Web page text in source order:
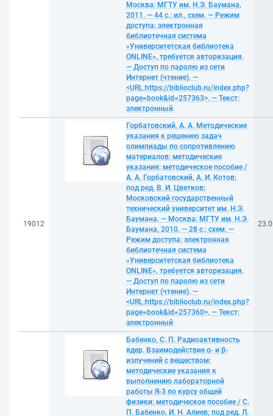
Москва: МГТУ им. Н.Э. Баумана,
2011. — 44 с.: ил., схем. — Режим
доступа: электронная
библиотечная система
«Университетская библиотека
ONLINE», требуется авторизация.
— Доступ по паролю из сети
Интернет (чтение). —
<URL:https://biblioclub.ru/index.php?
page=book&id=257363>. — Текст:
электронный
19012
Горбатовский, А. А. Методические
указания к решению задач
олимпиады по сопротивлению
материалов: методические
указания: методическое пособие /
А. А. Горбатовский, А. И. Котов;
под ред. В. И. Цветков;
Московский государственный
технический университет им. Н.Э.
Баумана. — Москва: МГТУ им. Н.Э.
Баумана, 2010. — 28 с.: схем. —
Режим доступа: электронная
библиотечная система
«Университетская библиотека
ONLINE», требуется авторизация.
— Доступ по паролю из сети
Интернет (чтение). —
<URL:https://biblioclub.ru/index.php?
page=book&id=257360>. — Текст:
электронный
Бабенко, С. П. Радиоактивность
ядер. Взаимодействие α- и β-
излучений с веществом:
методические указания к
выполнению лабораторной
работы Я-3 по курсу общей
физики: методическое пособие / С.
П. Бабенко, И. Н. Алиев; под ред. Л.